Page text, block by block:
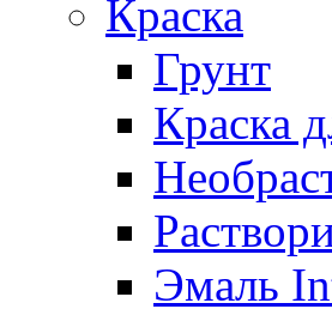
Краска
Грунт
Краска
Эмаль